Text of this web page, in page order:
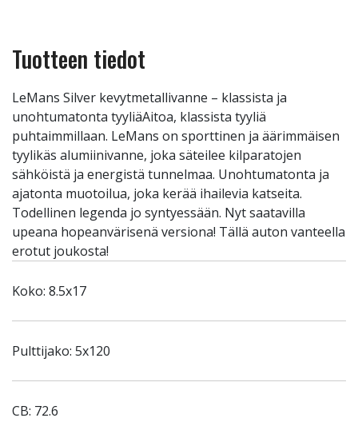
Tuotteen tiedot
LeMans Silver kevytmetallivanne – klassista ja
unohtumatonta tyyliäAitoa, klassista tyyliä
puhtaimmillaan. LeMans on sporttinen ja äärimmäisen
tyylikäs alumiinivanne, joka säteilee kilparatojen
sähköistä ja energistä tunnelmaa. Unohtumatonta ja
ajatonta muotoilua, joka kerää ihailevia katseita.
Todellinen legenda jo syntyessään. Nyt saatavilla
upeana hopeanvärisenä versiona! Tällä auton vanteella
erotut joukosta!
Koko: 8.5x17
Pulttijako: 5x120
CB: 72.6